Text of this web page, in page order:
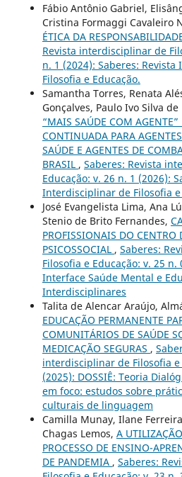
Fábio Antônio Gabriel,
Cristina Formaggi Cavaleiro
ÉTICA DA
Revista interdisciplinar de
n. 1 (2024): Saberes:
Filosofia e Educação.
Samantha Torres, Renata
Gonçalves, Paulo Ivo Silva
“MAIS SAÚDE COM AGENTE”
CONTINUADA PARA
SAÚDE E AGENTES DE
BRASIL , Saberes: Revista
Educação: v. 26 n. 1 (2026):
Interdisciplinar de Filosofia e
José Evangelista Lima, Ana
Stenio de Brito Fernandes,
PROFISSIONAIS DO CENTRO
PSICOSSOCIAL , Saberes:
Filosofia e Educação: v. 25 n.
Interface Saúde Mental e
Interdisciplinares
Talita de Alencar Araújo,
EDUCAÇÃO PERMANENTE
COMUNITÁRIOS DE SAÚDE
MEDICAÇÃO SEGURAS ,
interdisciplinar de Filosofia e
(2025): DOSSIÊ: Teoria
em foco: estudos sobre
culturais de linguagem
Camilla Munay, Ilane
Chagas Lemos, A
PROCESSO DE ENSINO-
DE PANDEMIA , Saberes: